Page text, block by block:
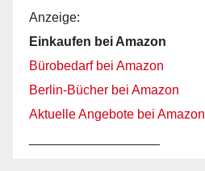
Anzeige:
Einkaufen bei Amazon
Bürobedarf bei Amazon
Berlin-Bücher bei Amazon
Aktuelle Angebote bei Amazon